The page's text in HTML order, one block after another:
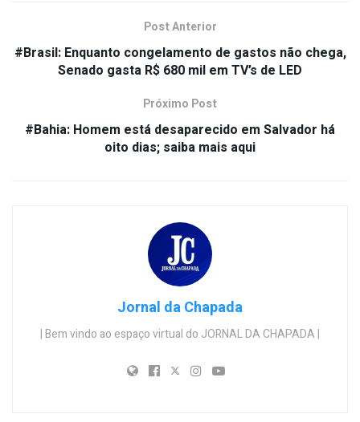
Post Anterior
#Brasil: Enquanto congelamento de gastos não chega,
Senado gasta R$ 680 mil em TV’s de LED
Próximo Post
#Bahia: Homem está desaparecido em Salvador há
oito dias; saiba mais aqui
Jornal da Chapada
| Bem vindo ao espaço virtual do JORNAL DA CHAPADA |